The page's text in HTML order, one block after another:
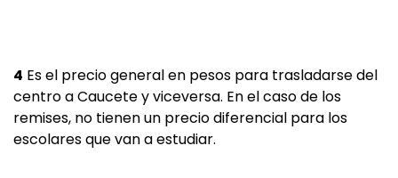
4 Es el precio general en pesos para trasladarse del
centro a Caucete y viceversa. En el caso de los
remises, no tienen un precio diferencial para los
escolares que van a estudiar.